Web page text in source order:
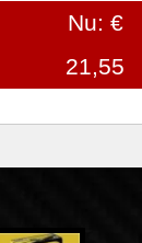
Nu: €
21,55